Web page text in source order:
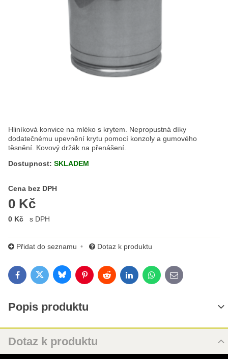
Hliníková konvice na mléko s krytem. Nepropustná díky
dodatečnému upevnění krytu pomocí konzoly a gumového
těsnění. Kovový držák na přenášení.
Dostupnost: SKLADEM
Cena bez DPH
0 Kč
Cena s DPH
0 Kč s DPH
Přidat do seznamu Dotaz k produktu
FacebookTwitterBlueskyPinterestRedditLinkedInWhatsApp
E-mail
Popis produktu
Dotaz k produktu